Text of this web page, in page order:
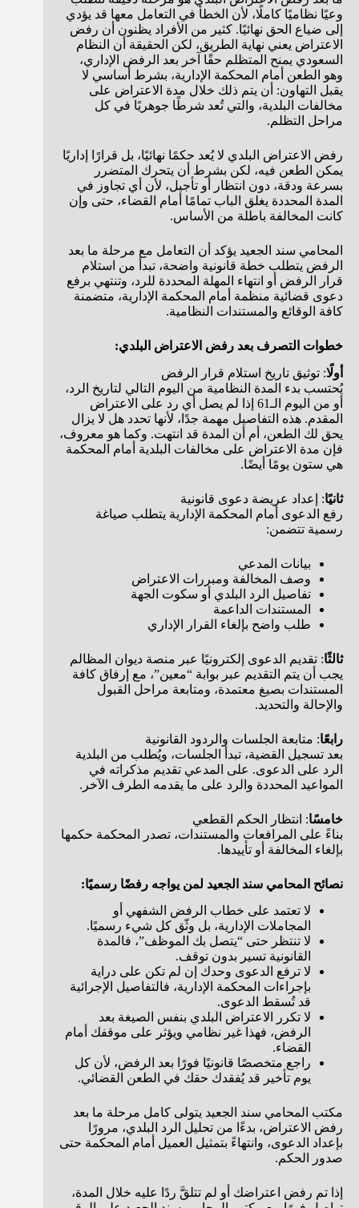
وعيًا نظاميًا كاملًا، لأن الخطأ في التعامل معها قد يؤدي
إلى ضياع الحق نهائيًا. كثير من الأفراد يظنون أن رفض
الاعتراض يعني نهاية الطريق، لكن الحقيقة أن النظام
السعودي يمنح المتظلم حقًا آخر بعد الرفض الإداري،
وهو الطعن أمام المحكمة الإدارية، بشرط أساسي لا
يقبل التهاون: أن يتم ذلك خلال مدة الاعتراض على
مخالفات البلدية، والتي تُعد شرطًا جوهريًا في كل
مراحل التظلم.
رفض الاعتراض البلدي لا يُعد حكمًا نهائيًا، بل قرارًا إداريًا
يمكن الطعن فيه، لكن بشرط أن يتحرك المتضرر
بسرعة ودقة، دون انتظار أو تأجيل، لأن أي تجاوز في
المدة المحددة يغلق الباب تمامًا أمام القضاء، حتى وإن
كانت المخالفة باطلة من الأساس.
المحامي سند الجعيد يؤكد أن التعامل مع مرحلة ما بعد
الرفض يتطلب خطة قانونية واضحة، تبدأ من استلام
قرار الرفض أو انتهاء المهلة المحددة للرد، وتنتهي برفع
دعوى قضائية منظمة أمام المحكمة الإدارية، متضمنة
كافة الوقائع والمستندات النظامية.
خطوات التصرف بعد رفض الاعتراض البلدي:
أولًا: توثيق تاريخ استلام قرار الرفض
يُحتسب بدء المدة النظامية من اليوم التالي لتاريخ الرد،
أو من اليوم الـ61 إذا لم يصل أي رد على الاعتراض
المقدم. هذه التفاصيل مهمة جدًا، لأنها تحدد هل لا يزال
يحق لك الطعن، أم أن المدة قد انتهت. وكما هو معروف،
فإن مدة الاعتراض على مخالفات البلدية أمام المحكمة
هي ستون يومًا أيضًا.
ثانيًا: إعداد عريضة دعوى قانونية
رفع الدعوى أمام المحكمة الإدارية يتطلب صياغة
رسمية تتضمن:
بيانات المدعي
وصف المخالفة ومبررات الاعتراض
تفاصيل الرد البلدي أو سكوت الجهة
المستندات الداعمة
طلب واضح بإلغاء القرار الإداري
ثالثًا: تقديم الدعوى إلكترونيًا عبر منصة ديوان المظالم
يجب أن يتم التقديم عبر بوابة “معين”، مع إرفاق كافة
المستندات بصيغ معتمدة، ومتابعة مراحل القبول
والإحالة والتحديد.
رابعًا: متابعة الجلسات والردود القانونية
بعد تسجيل القضية، تبدأ الجلسات، ويُطلب من البلدية
الرد على الدعوى. على المدعي تقديم مذكراته في
المواعيد المحددة والرد على ما يقدمه الطرف الآخر.
خامسًا: انتظار الحكم القطعي
بناءً على المرافعات والمستندات، تصدر المحكمة حكمها
بإلغاء المخالفة أو تأييدها.
نصائح المحامي سند الجعيد لمن يواجه رفضًا رسميًا:
لا تعتمد على خطاب الرفض الشفهي أو
المجاملات الإدارية، بل وثّق كل شيء رسميًا.
لا تنتظر حتى “يتصل بك الموظف”، فالمدة
القانونية تسير بدون توقف.
لا ترفع الدعوى وحدك إن لم تكن على دراية
بإجراءات المحكمة الإدارية، فالتفاصيل الإجرائية
قد تُسقط الدعوى.
لا تكرر الاعتراض البلدي بنفس الصيغة بعد
الرفض، فهذا غير نظامي ويؤثر على موقفك أمام
القضاء.
راجع متخصصًا قانونيًا فورًا بعد الرفض، لأن كل
يوم تأخير قد يُفقدك حقك في الطعن القضائي.
مكتب المحامي سند الجعيد يتولى كامل مرحلة ما بعد
رفض الاعتراض، بدءًا من تحليل الرد البلدي، مرورًا
بإعداد الدعوى، وانتهاءً بتمثيل العميل أمام المحكمة حتى
صدور الحكم.
إذا تم رفض اعتراضك أو لم تتلقَّ ردًا عليه خلال المدة،